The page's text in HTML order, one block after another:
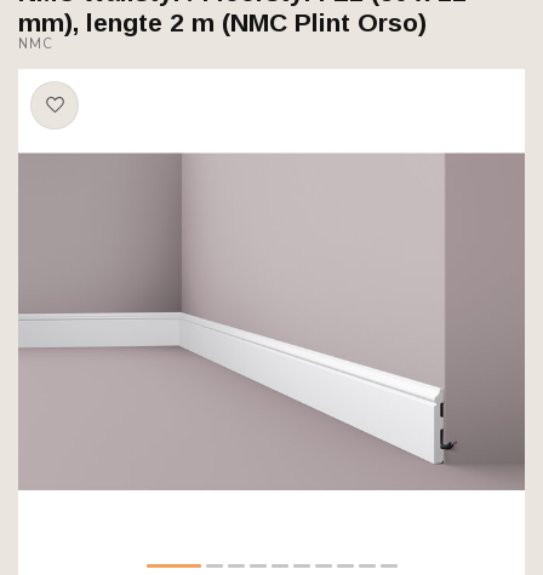
mm), lengte 2 m (NMC Plint Orso)
NMC